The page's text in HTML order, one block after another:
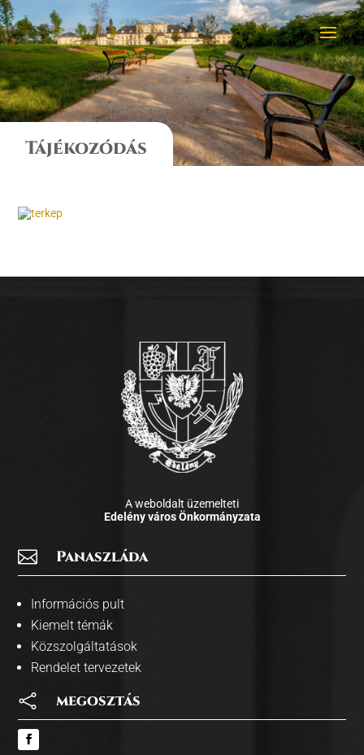
Tájékozódás
A weboldalt üzemelteti
Edelény város Önkormányzata
 Panaszláda
Információs pult
Kiemelt témák
Közszolgáltatások
Rendelet tervezetek
 megosztás